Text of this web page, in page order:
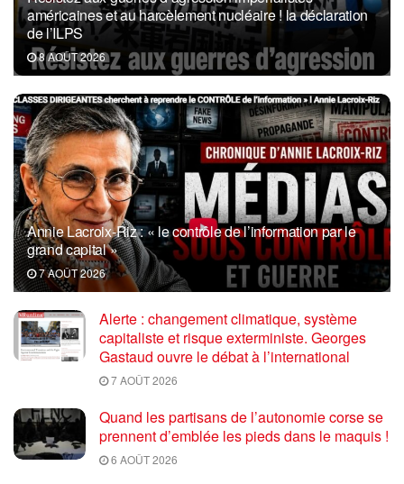
américaines et au harcèlement nucléaire ! la déclaration
de l’ILPS
8 AOÛT 2026
Annie Lacroix-Riz : « le contrôle de l’information par le
grand capital »
7 AOÛT 2026
Alerte : changement climatique, système
capitaliste et risque exterministe. Georges
Gastaud ouvre le débat à l’international
7 AOÛT 2026
Quand les partisans de l’autonomie corse se
prennent d’emblée les pieds dans le maquis !
6 AOÛT 2026